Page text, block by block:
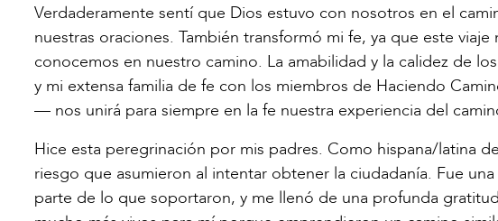
Verdaderamente sentí que Dios estuvo con nosotros en el
nuestras oraciones. También transformó mi fe, ya que este
conocemos en nuestro camino. La amabilidad y la calidez de
y mi extensa familia de fe con los miembros de Haciendo
— nos unirá para siempre en la fe nuestra experiencia del
Hice esta peregrinación por mis padres. Como hispana/latina
riesgo que asumieron al intentar obtener la ciudadanía. Fue
parte de lo que soportaron, y me llenó de una profunda